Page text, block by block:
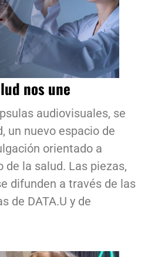
nos une
audiovisuales, se
un nuevo espacio de
orientado a
de la salud. Las piezas,
difunden a través de las
de DATA.U y de